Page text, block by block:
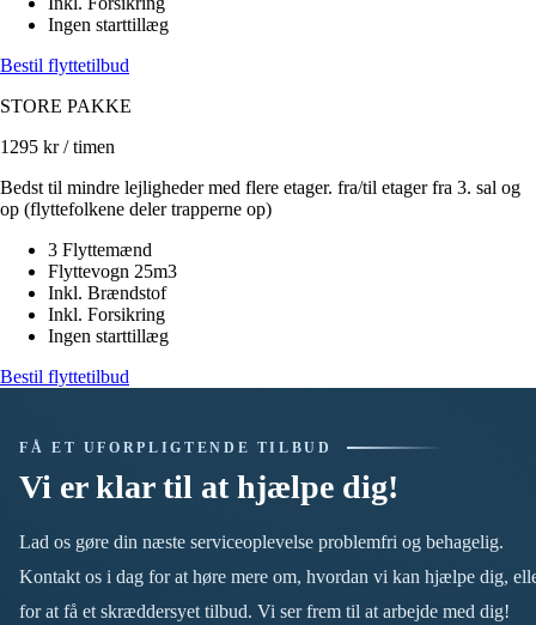
Ingen starttillæg
Bestil flyttetilbud
STORE PAKKE
1295 kr / timen
Bedst til mindre lejligheder med flere etager. fra/til etager fra 3. sal og
op (flyttefolkene deler trapperne op)
3 Flyttemænd
Flyttevogn 25m3
Inkl. Brændstof
Inkl. Forsikring
Ingen starttillæg
Bestil flyttetilbud
FÅ ET UFORPLIGTENDE TILBUD
Vi er klar til at hjælpe dig!
Lad os gøre din næste serviceoplevelse problemfri og behagelig.
Kontakt os i dag for at høre mere om, hvordan vi kan hjælpe dig,
for at få et skræddersyet tilbud. Vi ser frem til at arbejde med dig!